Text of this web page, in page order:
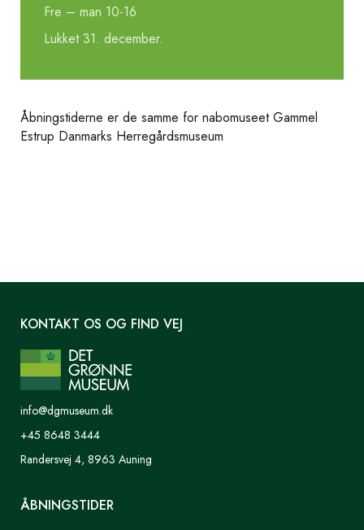
Fre – man 10-16
Lukket 31. december.
Åbningstiderne er de samme for nabomuseet Gammel
Estrup Danmarks Herregårdsmuseum
KONTAKT OS OG FIND VEJ
info@dgmuseum.dk
+45 8648 3444
Randersvej 4, 8963 Auning
ÅBNINGSTIDER